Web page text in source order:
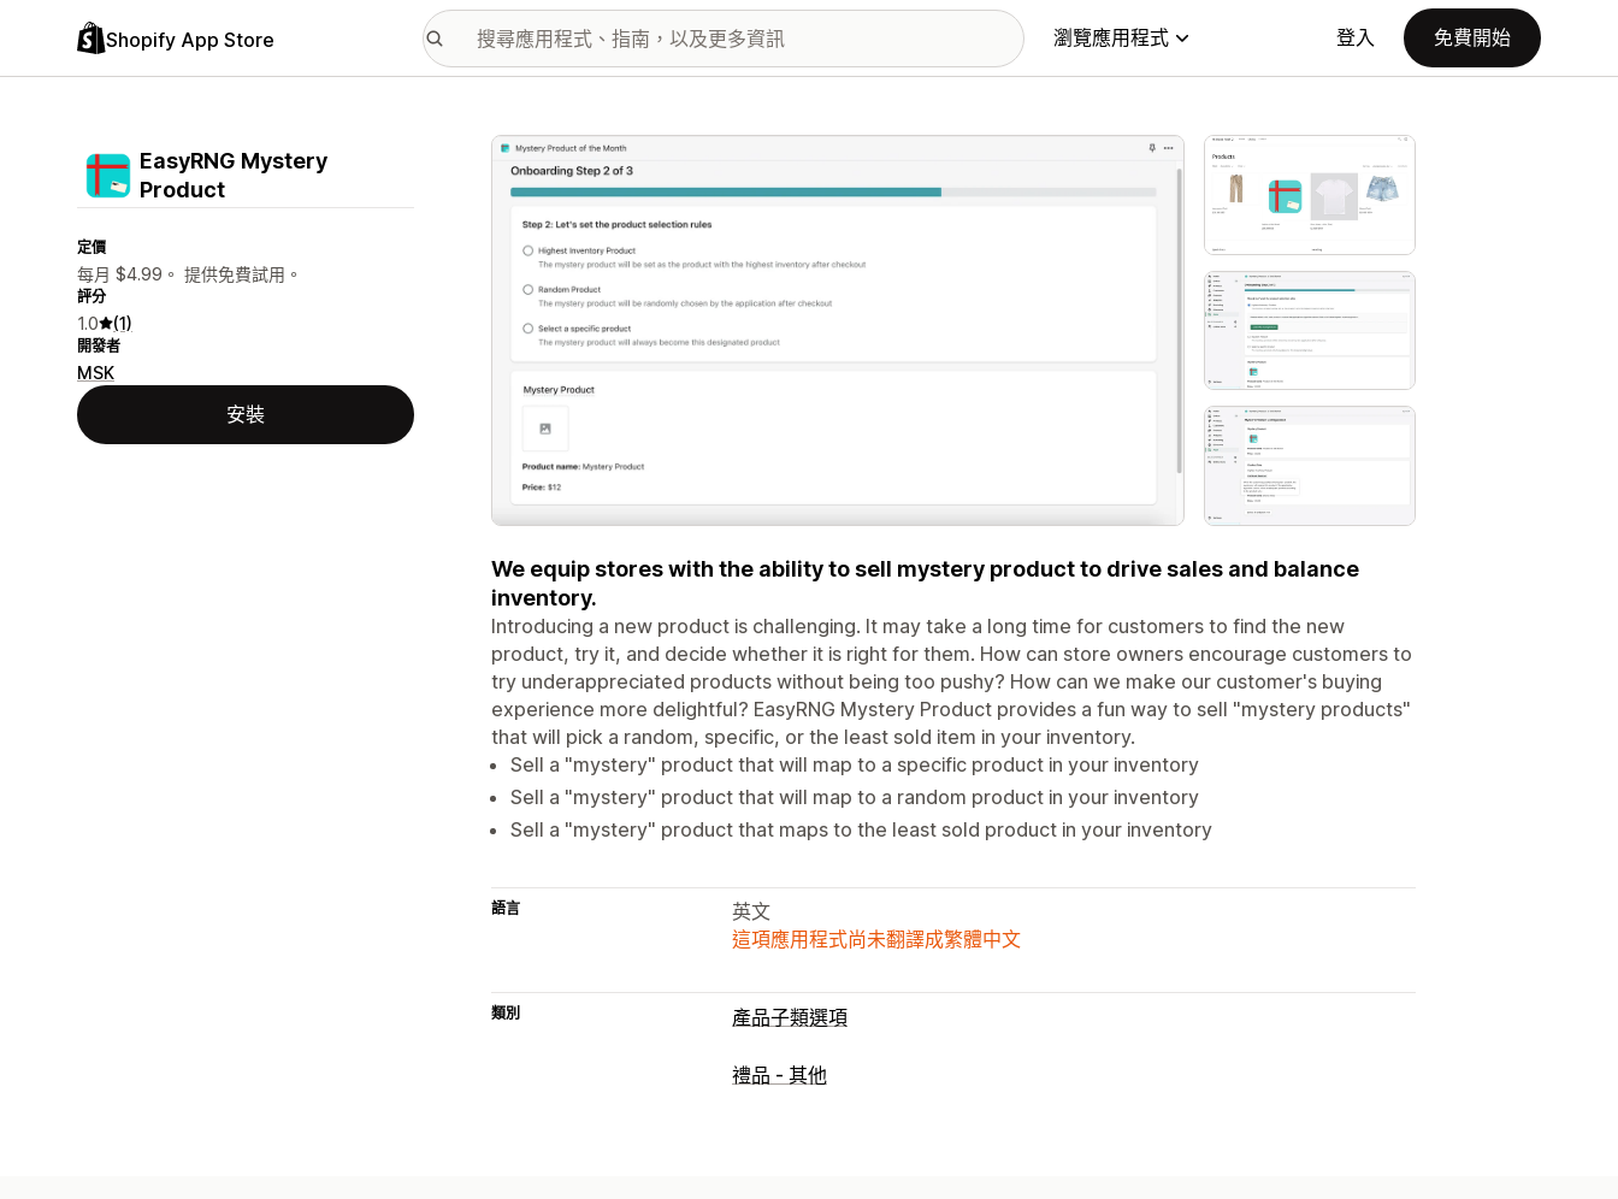
Shopify App Store 瀏覽應用程式 登入 免費開始
EasyRNG Mystery
Product
定價
每月 $4.99。 提供免費試用。
評分
1.0 (1)
開發者
MSK
安裝
主要圖片圖庫
We equip stores with the ability to sell mystery product to drive sales and balance
inventory.
Introducing a new product is challenging. It may take a long time for customers to find the new
product, try it, and decide whether it is right for them. How can store owners encourage customers to
try underappreciated products without being too pushy? How can we make our customer's buying
experience more delightful? EasyRNG Mystery Product provides a fun way to sell "mystery products"
that will pick a random, specific, or the least sold item in your inventory.
Sell a "mystery" product that will map to a specific product in your inventory
Sell a "mystery" product that will map to a random product in your inventory
Sell a "mystery" product that maps to the least sold product in your inventory
語言
英文
這項應用程式尚未翻譯成繁體中文
類別 產品子類選項
禮品 - 其他